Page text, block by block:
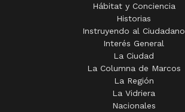
Hábitat y Conciencia
Historias
Instruyendo al Ciudadano
Interés General
La Ciudad
La Columna de Marcos
La Región
La Vidriera
Nacionales